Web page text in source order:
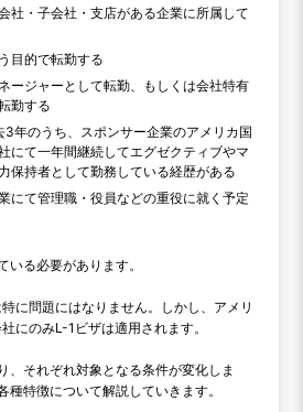
社・子会社・支店がある企業に所属して
目的で転勤する
ージャーとして転勤、もしくは会社特有
勤する
3年のうち、スポンサー企業のアメリカ国
にて一年間継続してエグゼクティブやマ
保持者として勤務している経歴がある
にて管理職・役員などの重役に就く予定
いる必要があります。
に問題にはなりません。しかし、アメリ
にのみL-1ビザは適用されます。
、それぞれ対象となる条件が変化しま
種特徴について解説していきます。